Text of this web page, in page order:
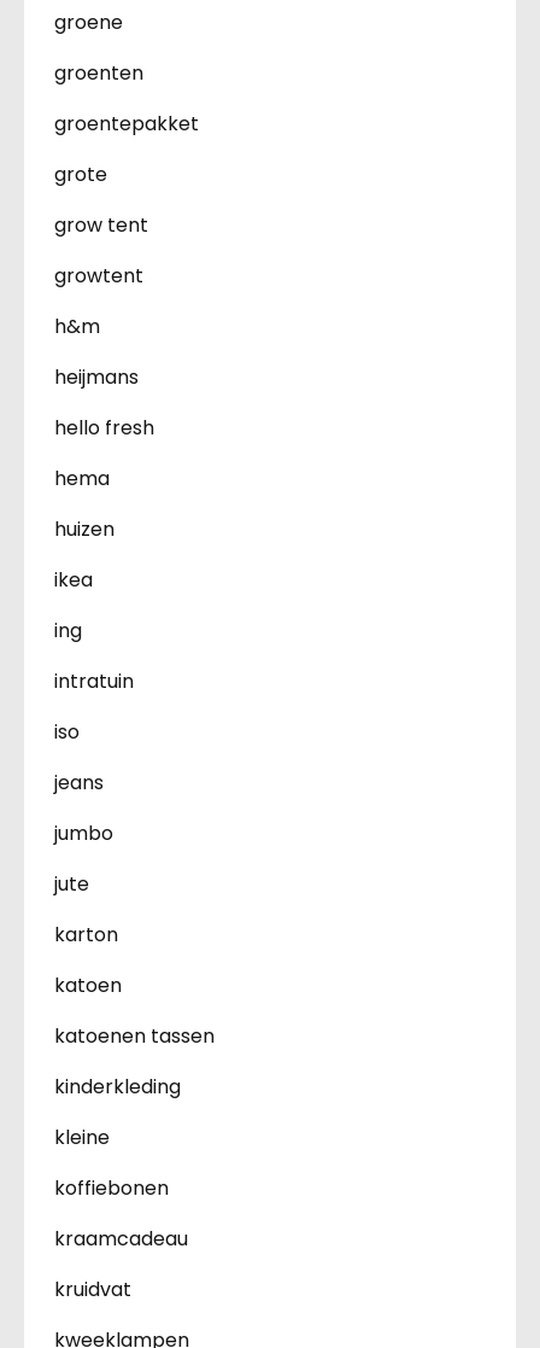
groene
groenten
groentepakket
grote
grow tent
growtent
h&m
heijmans
hello fresh
hema
huizen
ikea
ing
intratuin
iso
jeans
jumbo
jute
karton
katoen
katoenen tassen
kinderkleding
kleine
koffiebonen
kraamcadeau
kruidvat
kweeklampen